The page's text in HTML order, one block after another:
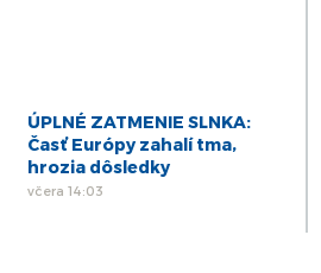
ÚPLNÉ ZATMENIE SLNKA:
Časť Európy zahalí tma,
hrozia dôsledky
včera 14:03